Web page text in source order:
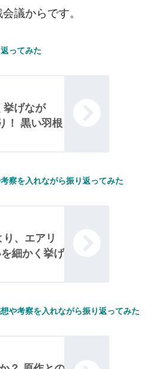
議からです。
ってみた
挙げなが
！ 黒い羽根
察を入れながら振り返ってみた
、エアリ
細かく挙げ
や考察を入れながら振り返ってみた